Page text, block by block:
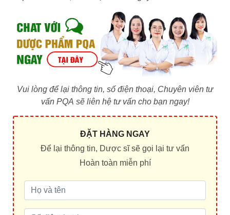
Vui lòng để lại thông tin, số điện thoại, Chuyên viên tư
vấn PQA sẽ liên hệ tư vấn cho bạn ngay!
ĐẶT HÀNG NGAY
Để lại thông tin, Dược sĩ sẽ gọi lại tư vấn
Hoàn toàn miễn phí